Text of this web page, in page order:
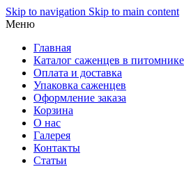
Skip to navigation Skip to main content
Меню
Главная
Каталог саженцев в питомнике
Оплата и доставка
Упаковка саженцев
Оформление заказа
Корзина
О нас
Галерея
Контакты
Статьи